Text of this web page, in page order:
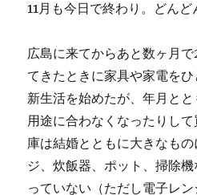
11月も今日で終わり。どんど
広島に来てからあと数ヶ月
てきたときに家具や家電を
新生活を始めたが、年月と
用途に合わなくなったりし
庫は結婚とともに大きなも
ジ、炊飯器、ポット、掃除
っていない（ただし電子レ